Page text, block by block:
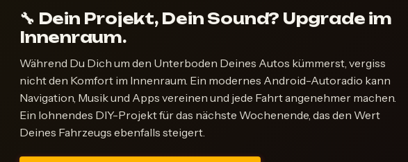
🔧 Dein Projekt, Dein Sound? Upgrade im
Innenraum.
Während Du Dich um den Unterboden Deines Autos kümmerst, vergiss
nicht den Komfort im Innenraum. Ein modernes Android-Autoradio kann
Navigation, Musik und Apps vereinen und jede Fahrt angenehmer machen.
Ein lohnendes DIY-Projekt für das nächste Wochenende, das den Wert
Deines Fahrzeugs ebenfalls steigert.